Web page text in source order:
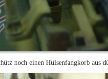
noch einen Hülsenfangkorb aus